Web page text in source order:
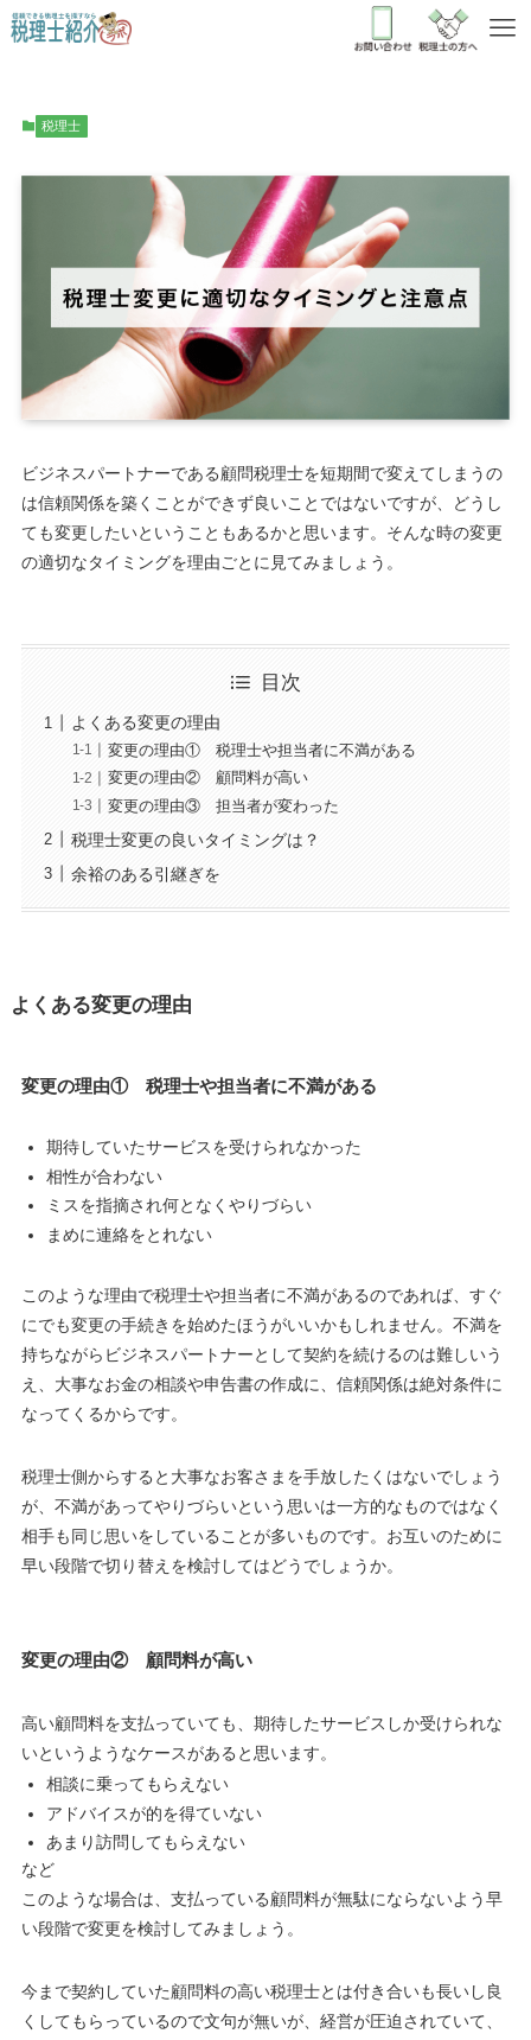
税理士
ビジネスパートナーである顧問税理士を短期間で変えてしまうの
は信頼関係を築くことができず良いことではないですが、どうし
ても変更したいということもあるかと思います。そんな時の変更
の適切なタイミングを理由ごとに見てみましょう。
目次
よくある変更の理由
変更の理由① 税理士や担当者に不満がある
変更の理由② 顧問料が高い
変更の理由③ 担当者が変わった
税理士変更の良いタイミングは？
余裕のある引継ぎを
よくある変更の理由
変更の理由① 税理士や担当者に不満がある
期待していたサービスを受けられなかった
相性が合わない
ミスを指摘され何となくやりづらい
まめに連絡をとれない
このような理由で税理士や担当者に不満があるのであれば、すぐ
にでも変更の手続きを始めたほうがいいかもしれません。不満を
持ちながらビジネスパートナーとして契約を続けるのは難しいう
え、大事なお金の相談や申告書の作成に、信頼関係は絶対条件に
なってくるからです。
税理士側からすると大事なお客さまを手放したくはないでしょう
が、不満があってやりづらいという思いは一方的なものではなく
相手も同じ思いをしていることが多いものです。お互いのために
早い段階で切り替えを検討してはどうでしょうか。
変更の理由② 顧問料が高い
高い顧問料を支払っていても、期待したサービスしか受けられな
いというようなケースがあると思います。
相談に乗ってもらえない
アドバイスが的を得ていない
あまり訪問してもらえない
など
このような場合は、支払っている顧問料が無駄にならないよう早
い段階で変更を検討してみましょう。
今まで契約していた顧問料の高い税理士とは付き合いも長いし良
くしてもらっているので文句が無いが、経営が圧迫されていて、